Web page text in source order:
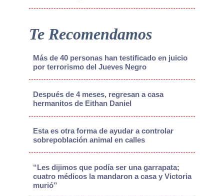
Te Recomendamos
Más de 40 personas han testificado en juicio
por terrorismo del Jueves Negro
Después de 4 meses, regresan a casa
hermanitos de Eithan Daniel
Esta es otra forma de ayudar a controlar
sobrepoblación animal en calles
“Les dijimos que podía ser una garrapata;
cuatro médicos la mandaron a casa y Victoria
murió”